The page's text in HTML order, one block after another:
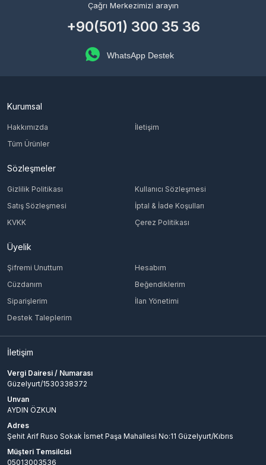
Çağrı Merkezimizi arayın
+90(501) 300 35 36
WhatsApp Destek
Kurumsal
Hakkımızda
İletişim
Tüm Ürünler
Sözleşmeler
Gizlilik Politikası
Kullanıcı Sözleşmesi
Satış Sözleşmesi
İptal & İade Koşulları
KVKK
Çerez Politikası
Üyelik
Şifremi Unuttum
Hesabım
Cüzdanım
Beğendiklerim
Siparişlerim
İlan Yönetimi
Destek Taleplerim
İletişim
Vergi Dairesi / Numarası
Güzelyurt/1530338372
Unvan
AYDIN ÖZKUN
Adres
Şehit Arif Ruso Sokak İsmet Paşa Mahallesi No:11 Güzelyurt/Kıbrıs
Müşteri Temsilcisi
05013003536